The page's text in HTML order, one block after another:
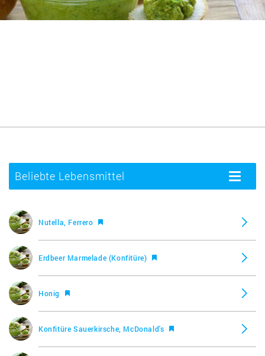
Beliebte Lebensmittel
Toggle
Nutella, Ferrero
Erdbeer Marmelade (Konfitüre)
Honig
Konfitüre Sauerkirsche, McDonald's